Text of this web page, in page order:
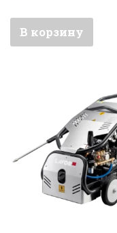
В корзину